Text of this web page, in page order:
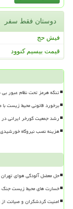
دوستان فقط سفر
فیش حج
قیمت بیسیم کنوود
تنگه هرمز تحت نظام عبور
برخورد قانونی محیط زیست
رشد جمعیت گورخر ایرانی در پارک ملی
هزینه نصب نیروگاه
حل معضل آلودگی هوای
خسارت های محیط زیست جنگ
امنیت گردشگران و صیانت از